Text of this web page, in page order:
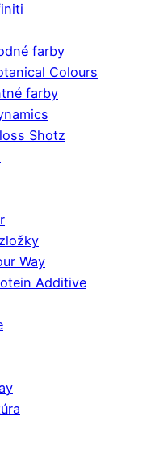
farby
Colours
farby
Shotz
Way
Additive